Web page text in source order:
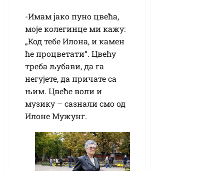
-Имам јако пуно цвећа,
моје колегинце ми кажу:
„Код тебе Илона, и камен
ће процветати“. Цвећу
треба љубави, да га
негујете, да причате са
њим. Цвеће воли и
музику – сазнали смо од
Илоне Мужунг.